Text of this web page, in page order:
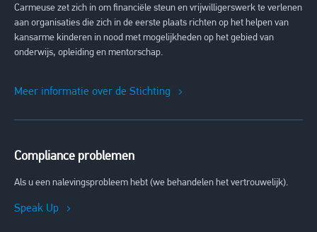
Carmeuse zet zich in om financiële steun en vrijwilligerswerk te verlenen
aan organisaties die zich in de eerste plaats richten op het helpen van
kansarme kinderen in nood met mogelijkheden op het gebied van
onderwijs, opleiding en mentorschap.
Meer informatie over de Stichting
Compliance problemen
Als u een nalevingsprobleem hebt (we behandelen het vertrouwelijk).
Speak Up